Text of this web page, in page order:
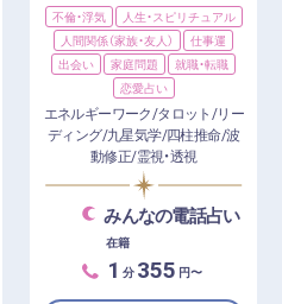
不倫・浮気
人生・スピリチュアル
人間関係（家族・友人）
仕事運
出会い
家庭問題
就職・転職
恋愛占い
エネルギーワーク/タロット/リー
ディング/九星気学/四柱推命/波
動修正/霊視・透視
みんなの電話占い
在籍
1 分 355 円〜